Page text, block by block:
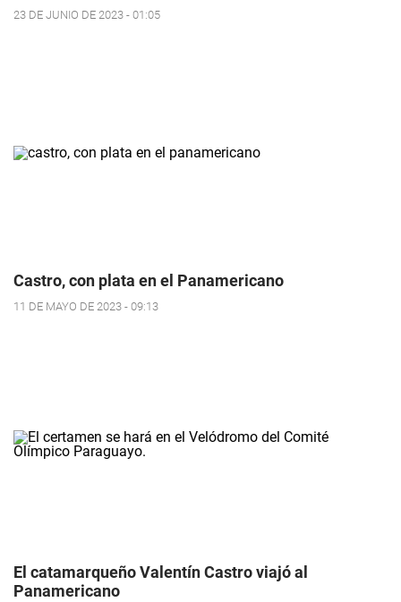
23 DE JUNIO DE 2023 - 01:05
Castro, con plata en el Panamericano
11 DE MAYO DE 2023 - 09:13
El catamarqueño Valentín Castro viajó al
Panamericano